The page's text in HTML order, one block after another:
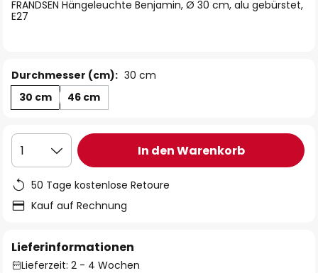
FRANDSEN Hängeleuchte Benjamin, Ø 30 cm, alu gebürstet,
E27
Durchmesser (cm): 30 cm
30 cm
46 cm
1 In den Warenkorb
50 Tage kostenlose Retoure
Kauf auf Rechnung
Lieferinformationen
Lieferzeit: 2 - 4 Wochen